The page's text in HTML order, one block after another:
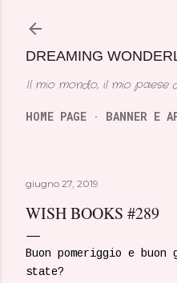
DREAMING
Il mio mondo, il mio paese
HOME PAGE BANNER E
giugno 27, 2019
WISH BOOKS #289
Buon pomeriggio e
state?